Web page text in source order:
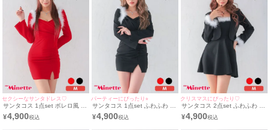
セクシーなサンタドレス♡
サンタコス 1点set ボレロ風 長
袖 ふわふわ タイト スリット
サンタドレス (Mサイズ)
¥4,900
パーティーにぴったり⭐︎
サンタコス 1点set ふわふわ タ
イト ボレロ風 長袖 スリット
サンタドレス (Mサイズ)
¥4,900
クリスマスにぴったり♡
サンタコス 2点set ふわふわ フ
レア キャミソール サンタドレ
ス [ワンピース+ボレロ]（Mサ
¥4,900